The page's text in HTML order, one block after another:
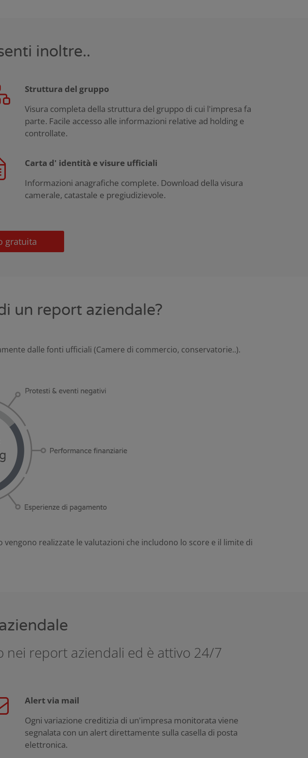
inoltre..
Struttura del gruppo
Visura completa della struttura del gruppo di cui l'impresa fa
parte. Facile accesso alle informazioni relative ad holding e
controllate.
Carta d' identità e visure ufficiali
Informazioni anagrafiche complete. Download della visura
camerale, catastale e pregiudizievole.
gratuita
un report aziendale?
dalle fonti ufficiali (Camere di commercio, conservatorie..).
realizzate le valutazioni che includono lo score e il limite di
nei report aziendali ed è attivo 24/7
Alert via mail
Ogni variazione creditizia di un'impresa monitorata viene
segnalata con un alert direttamente sulla casella di posta
elettronica.